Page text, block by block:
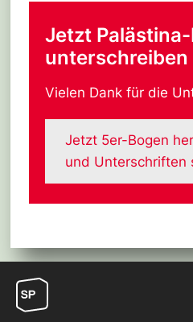
Jetzt
unterschreiben
Vielen Dank für die
Jetzt 5er-Bogen
und Unterschriften